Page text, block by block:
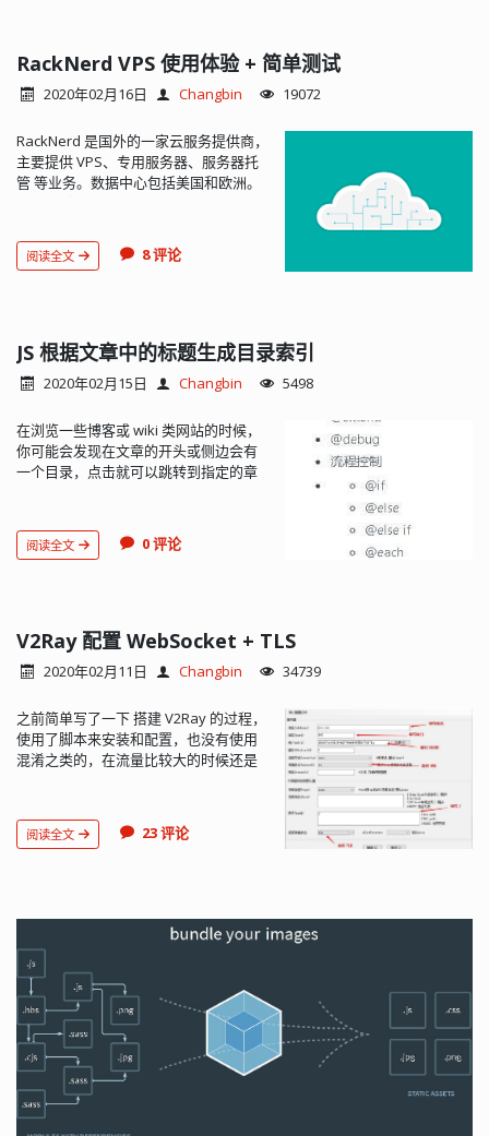
RackNerd VPS 使用体验 + 简单测试
2020年02月16日 Changbin 19072
RackNerd 是国外的一家云服务提供商，
主要提供 VPS、专用服务器、服务器托
管 等业务。数据中心包括美国和欧洲。
了，就买了一年 RackNerd 的 VPS。我
买的配置如...
阅读全文 8 评论
JS 根据文章中的标题生成目录索引
2020年02月15日 Changbin 5498
在浏览一些博客或 wiki 类网站的时候，
你可能会发现在文章的开头或侧边会有
一个目录，点击就可以跳转到指定的章
章包含的内容，要查看某个章节也可以
直接跳转。最近准备给博客增加一个生
阅读全文 0 评论
V2Ray 配置 WebSocket + TLS
2020年02月11日 Changbin 34739
之前简单写了一下 搭建 V2Ray 的过程，
使用了脚本来安装和配置，也没有使用
混淆之类的，在流量比较大的时候还是
V2Ray 的服务器伪装成一个网站服务
器。准备首...
阅读全文 23 评论